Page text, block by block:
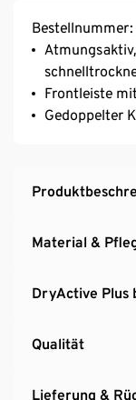
Frontleiste
Gedoppelter
Material &
DryActive Plus
Qualität
Lieferung &